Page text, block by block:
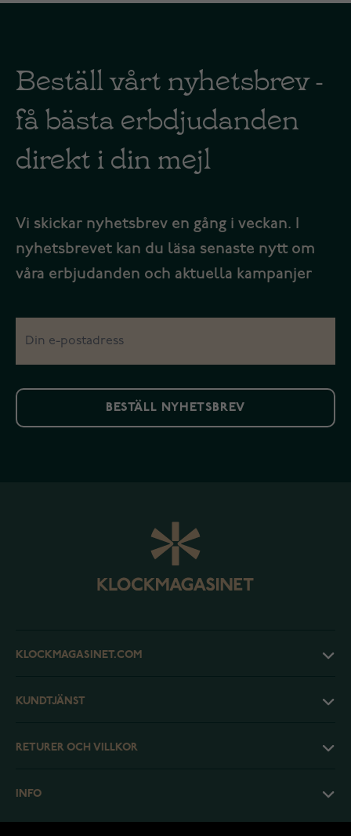
Beställ vårt nyhetsbrev -
få bästa erbdjudanden
direkt i din mejl
Vi skickar nyhetsbrev en gång i veckan. I
nyhetsbrevet kan du läsa senaste nytt om
våra erbjudanden och aktuella kampanjer
BESTÄLL NYHETSBREV
KLOCKMAGASINET.COM
KUNDTJÄNST
RETURER OCH VILLKOR
INFO